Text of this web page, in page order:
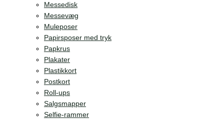
Messedisk
Messevæg
Muleposer
Papirsposer med tryk
Papkrus
Plakater
Plastikkort
Postkort
Roll-ups
Salgsmapper
Selfie-rammer